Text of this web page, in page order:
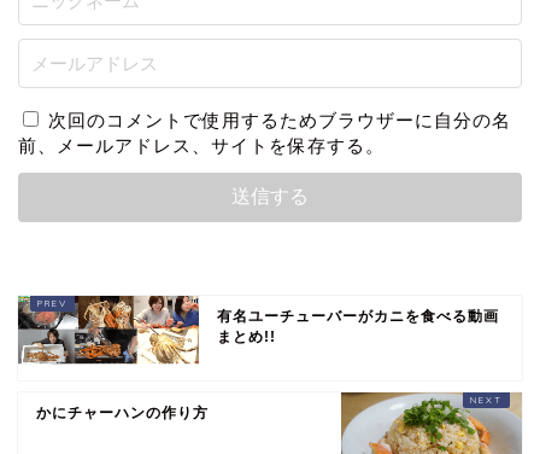
次回のコメントで使用するためブラウザーに自分の名
前、メールアドレス、サイトを保存する。
有名ユーチューバーがカニを食べる動画
まとめ!!
かにチャーハンの作り方